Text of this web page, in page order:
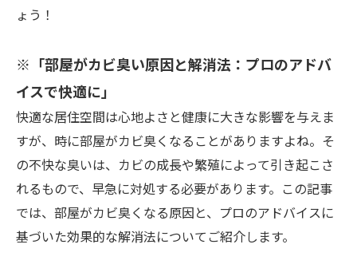
ょう！
※「部屋がカビ臭い原因と解消法：プロのアドバ
イスで快適に」
快適な居住空間は心地よさと健康に大きな影響を与えま
すが、時に部屋がカビ臭くなることがありますよね。そ
の不快な臭いは、カビの成長や繁殖によって引き起こさ
れるもので、早急に対処する必要があります。この記事
では、部屋がカビ臭くなる原因と、プロのアドバイスに
基づいた効果的な解消法についてご紹介します。